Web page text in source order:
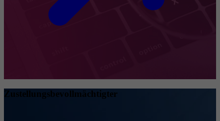
Zustellungsbevollmächtigter